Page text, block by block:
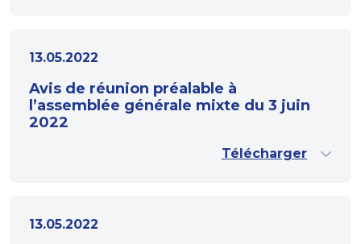
13.05.2022
Avis de réunion préalable à
l’assemblée générale mixte du 3 juin
2022
Télécharger
13.05.2022